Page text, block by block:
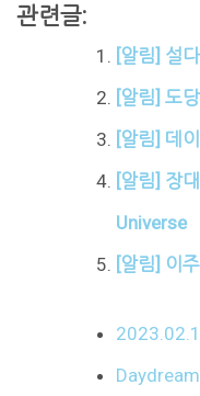
관련글:
[알림] 설
[알림] 도
[알림] 데
[알림] 장
Universe
[알림] 이